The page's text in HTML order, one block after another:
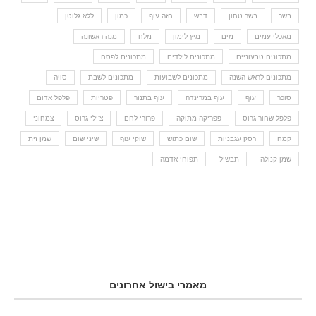
בשר בשר טחון דבש חזה עוף כמון ללא גלוטן
מאכלי עמים מים מיץ לימון מלח מנה ראשונה
מתכונים טבעוניים מתכונים לילדים מתכונים לפסח
מתכונים לראש השנה מתכונים לשבועות מתכונים לשבת סויה
סוכר עוף עוף במרינדה עוף בתנור פטריות פלפל אדום
פלפל שחור גרוס פפריקה מתוקה פרורי לחם צ'ילי גרוס צמחוני
קמח רסק עגבניות שום כתוש שוקי עוף שיני שום שמן זית
שמן קנולה תבשיל תפוחי אדמה
מאמרי בישול אחרונים